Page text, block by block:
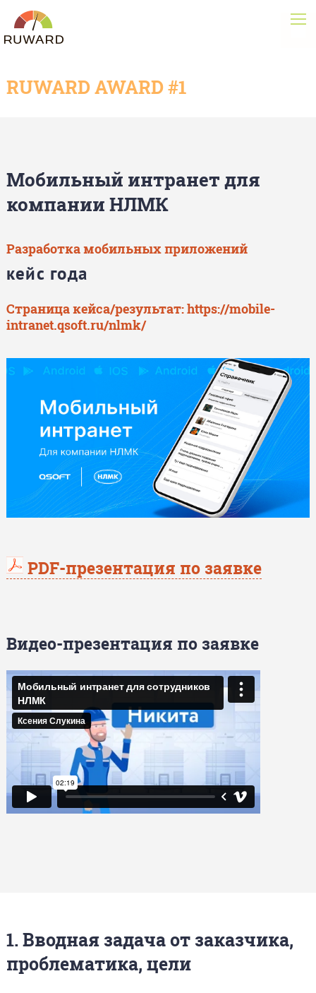
RUWARD AWARD #1
Мобильный интранет для
компании НЛМК
Разработка мобильных приложений
кейс года
Страница кейса/результат:https://mobile-
intranet.qsoft.ru/nlmk/
PDF-презентация по заявке
Видео-презентация по заявке
1. Вводная задача от заказчика,
проблематика, цели